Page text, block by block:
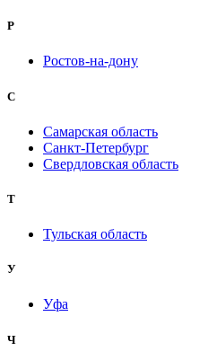
Р
Ростов-на-дону
С
Самарская область
Санкт-Петербург
Свердловская область
Т
Тульская область
У
Уфа
Ч